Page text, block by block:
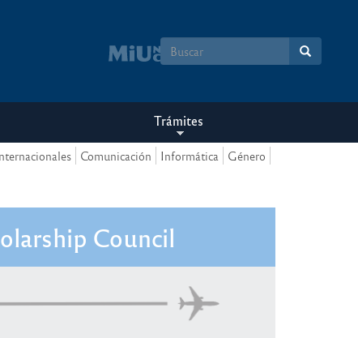
Formulario
búsqueda
Trámites
Comunicación Informática Género
Council